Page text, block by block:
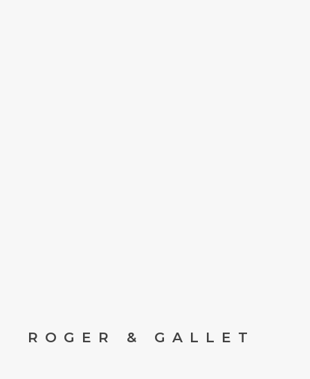
ROGER & GALLET